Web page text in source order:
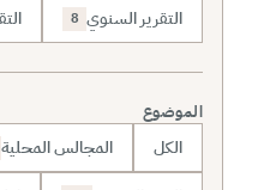
التقرير السنوي 8
الموضوع
الكل المجالس المحلية